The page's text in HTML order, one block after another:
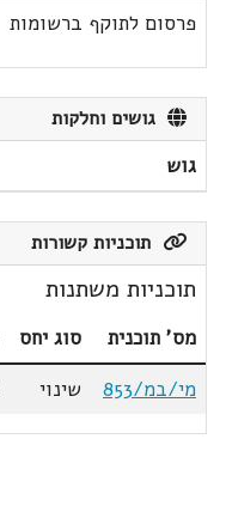
פרסום לתוקף ברשומות
גושים וחלקות
גוש
תוכניות קשורות
תוכניות משתנות
מס' תוכנית סוג יחס
מי/במ/853
שינוי